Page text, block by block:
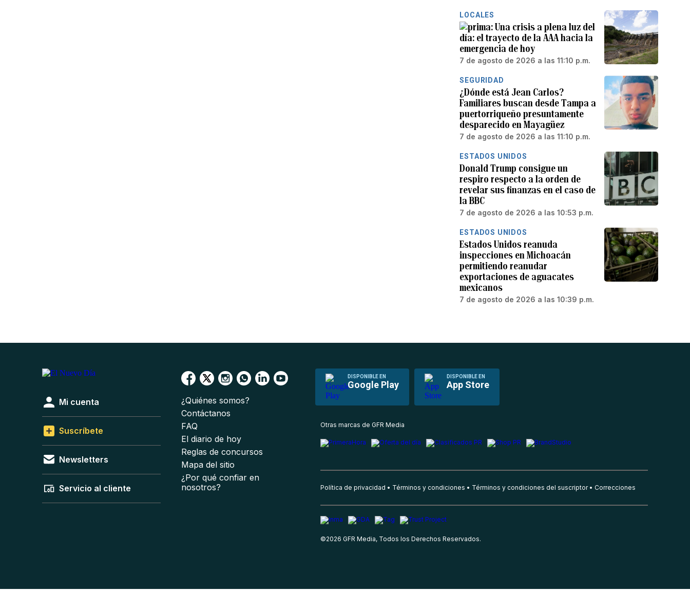
LOCALES
Una crisis a plena luz del
día: el trayecto de la AAA hacia la
emergencia de hoy
7 de agosto de 2026 a las 11:10 p.m.
SEGURIDAD
¿Dónde está Jean Carlos?
Familiares buscan desde Tampa a
puertorriqueño presuntamente
desparecido en Mayagüez
7 de agosto de 2026 a las 11:10 p.m.
ESTADOS UNIDOS
Donald Trump consigue un
respiro respecto a la orden de
revelar sus finanzas en el caso de
la BBC
7 de agosto de 2026 a las 10:53 p.m.
ESTADOS UNIDOS
Estados Unidos reanuda
inspecciones en Michoacán
permitiendo reanudar
exportaciones de aguacates
mexicanos
7 de agosto de 2026 a las 10:39 p.m.
DISPONIBLE EN
Google Play
DISPONIBLE EN
App Store
Mi cuenta
Suscríbete
Newsletters
Servicio al cliente
¿Quiénes somos?
Contáctanos
FAQ
El diario de hoy
Reglas de concursos
Mapa del sitio
¿Por qué confiar en
nosotros?
Otras marcas de GFR Media
Política de privacidad Términos y condiciones Términos y condiciones del suscriptor Correcciones
©2026 GFR Media, Todos los Derechos Reservados.